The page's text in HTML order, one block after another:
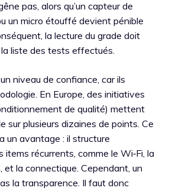
pas, alors qu’un capteur de
un micro étouffé devient pénible
la lecture du grade doit
liste des tests effectués.
niveau de confiance, car ils
En Europe, des initiatives
de qualité) mettent
sur plusieurs dizaines de points. Ce
un avantage : il structure
items récurrents, comme le Wi‑Fi, la
et la connectique. Cependant, un
la transparence. Il faut donc